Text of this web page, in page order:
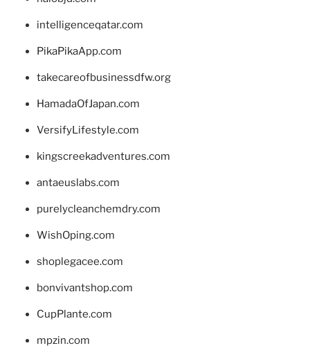
intelligenceqatar.com
PikaPikaApp.com
takecareofbusinessdfw.org
HamadaOfJapan.com
VersifyLifestyle.com
kingscreekadventures.com
antaeuslabs.com
purelycleanchemdry.com
WishOping.com
shoplegacee.com
bonvivantshop.com
CupPlante.com
mpzin.com